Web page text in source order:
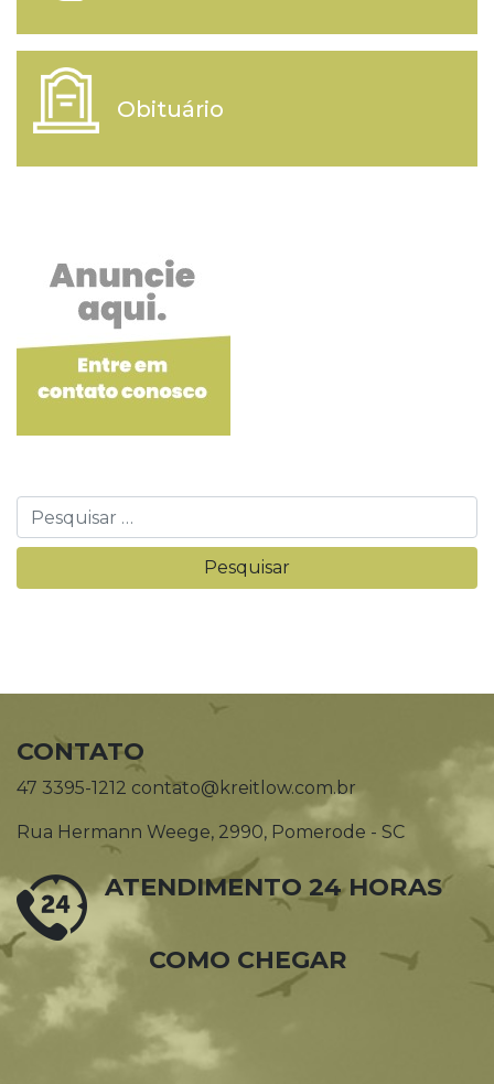
Obituário
CONTATO
47 3395-1212 contato@kreitlow.com.br
Rua Hermann Weege, 2990, Pomerode - SC
ATENDIMENTO 24 HORAS
COMO CHEGAR